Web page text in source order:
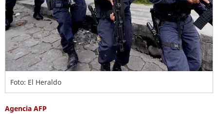
Foto: El Heraldo
Agencia AFP